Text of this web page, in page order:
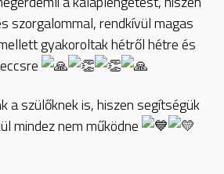
szorgalommal, rendkívül magas
gyakoroltak hétről hétre és
a szülőknek is, hiszen segítségük
mindez nem működne